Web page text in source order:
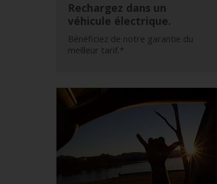
Rechargez dans un
véhicule électrique.
Bénéficiez de notre garantie du
meilleur tarif.*